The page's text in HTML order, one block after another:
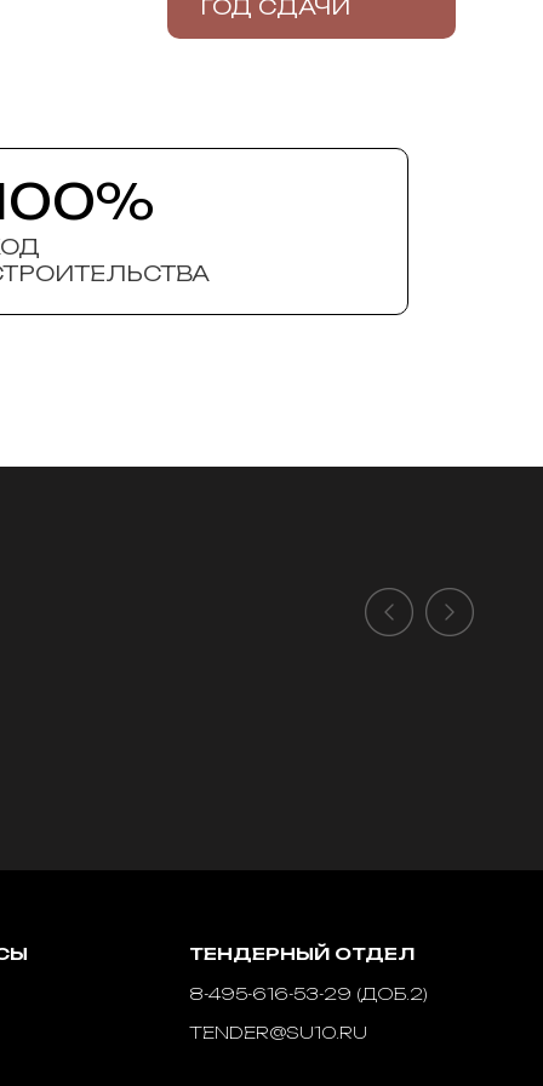
ГОД СДАЧИ
ТЕНДЕРНЫЙ ОТДЕЛ
8-495-616-53-29 (ДОБ.2)
TENDER@SU10.RU